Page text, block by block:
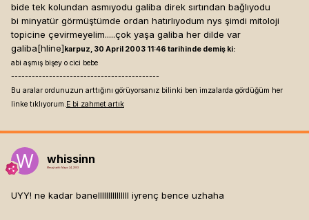
bide tek kolundan asmıyodu galiba direk sırtından bağlıyodu
bi minyatür görmüştümde ordan hatırlıyodum nys şimdi mitoloji
topicine çevirmeyelim.....çok yaşa galiba her dilde var
galiba[hline] karpuz, 30 April 2003 11:46 tarihinde demiş ki:
abi aşmış bişey o cici bebe
-------------------------------------------
Bu aralar ordunuzun arttığını görüyorsanız bilinki ben imzalarda gördüğüm her
linke tıklıyorum. E bi zahmet artık
whissinn
Mesaj tarihi: Mayıs 24, 2003
UYY! ne kadar banelllllllllllllll iyrenç bence uzhaha